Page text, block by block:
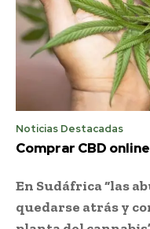
Noticias Destacadas
Comprar CBD
En Sudáfrica “las
quedarse atrás y